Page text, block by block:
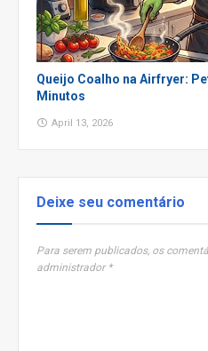
Queijo Coalho na Airfryer:
Minutos
April 13, 2026
Deixe seu comentário
Para serem publicados, os
administrador *